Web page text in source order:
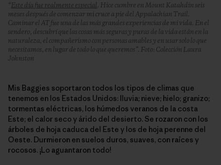
“Este día fue realmente especial. Hice cumbre en Mount Katahdin seis
meses después de comenzar mi cruce a pie del Appalachian Trail.
Caminar el AT fue una de las más grandes experiencias de mi vida. En el
sendero, descubrí que las cosas más seguras y puras de la vida están en la
naturaleza, el compañerismo con personas amables y en usar solo lo que
necesitamos, en lugar de todo lo que queremos”. Foto: Colección Laura
Johnston
Mis Baggies soportaron todos los tipos de climas que
tenemos en los Estados Unidos: lluvia; nieve; hielo; granizo;
tormentas eléctricas, los húmedos veranos de la costa
Este; el calor seco y árido del desierto. Se rozaron con los
árboles de hoja caduca del Este y los de hoja perenne del
Oeste. Durmieron en suelos duros, suaves, con raíces y
rocosos. ¡Lo aguantaron todo!